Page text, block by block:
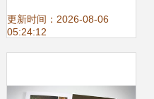
象封面图片设计素
更新时间：2026-08-06
05:24:12